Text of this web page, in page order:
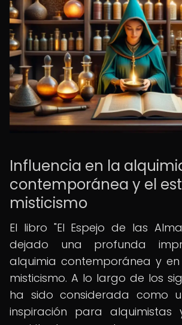
Influencia en la
contemporánea y el
misticismo
El libro "El Espejo de las
dejado una profunda
alquimia contemporánea y
misticismo. A lo largo de los
ha sido considerada como
inspiración para alquimistas